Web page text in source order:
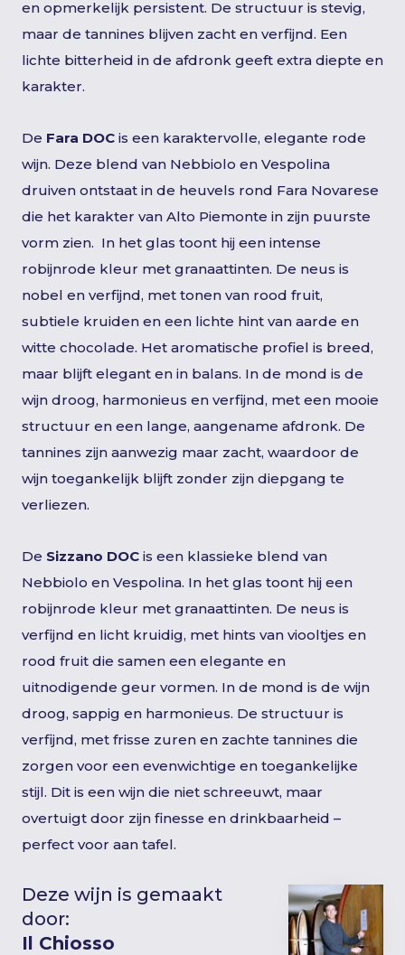
en opmerkelijk persistent. De structuur is stevig,
maar de tannines blijven zacht en verfijnd. Een
lichte bitterheid in de afdronk geeft extra diepte en
karakter.
De Fara DOC is een karaktervolle, elegante rode
wijn. Deze blend van Nebbiolo en Vespolina
druiven ontstaat in de heuvels rond Fara Novarese
die het karakter van Alto Piemonte in zijn puurste
vorm zien. In het glas toont hij een intense
robijnrode kleur met granaattinten. De neus is
nobel en verfijnd, met tonen van rood fruit,
subtiele kruiden en een lichte hint van aarde en
witte chocolade. Het aromatische profiel is breed,
maar blijft elegant en in balans. In de mond is de
wijn droog, harmonieus en verfijnd, met een mooie
structuur en een lange, aangename afdronk. De
tannines zijn aanwezig maar zacht, waardoor de
wijn toegankelijk blijft zonder zijn diepgang te
verliezen.
De Sizzano DOC is een klassieke blend van
Nebbiolo en Vespolina. In het glas toont hij een
robijnrode kleur met granaattinten. De neus is
verfijnd en licht kruidig, met hints van viooltjes en
rood fruit die samen een elegante en
uitnodigende geur vormen. In de mond is de wijn
droog, sappig en harmonieus. De structuur is
verfijnd, met frisse zuren en zachte tannines die
zorgen voor een evenwichtige en toegankelijke
stijl. Dit is een wijn die niet schreeuwt, maar
overtuigt door zijn finesse en drinkbaarheid –
perfect voor aan tafel.
Deze wijn is gemaakt
door:
Il Chiosso